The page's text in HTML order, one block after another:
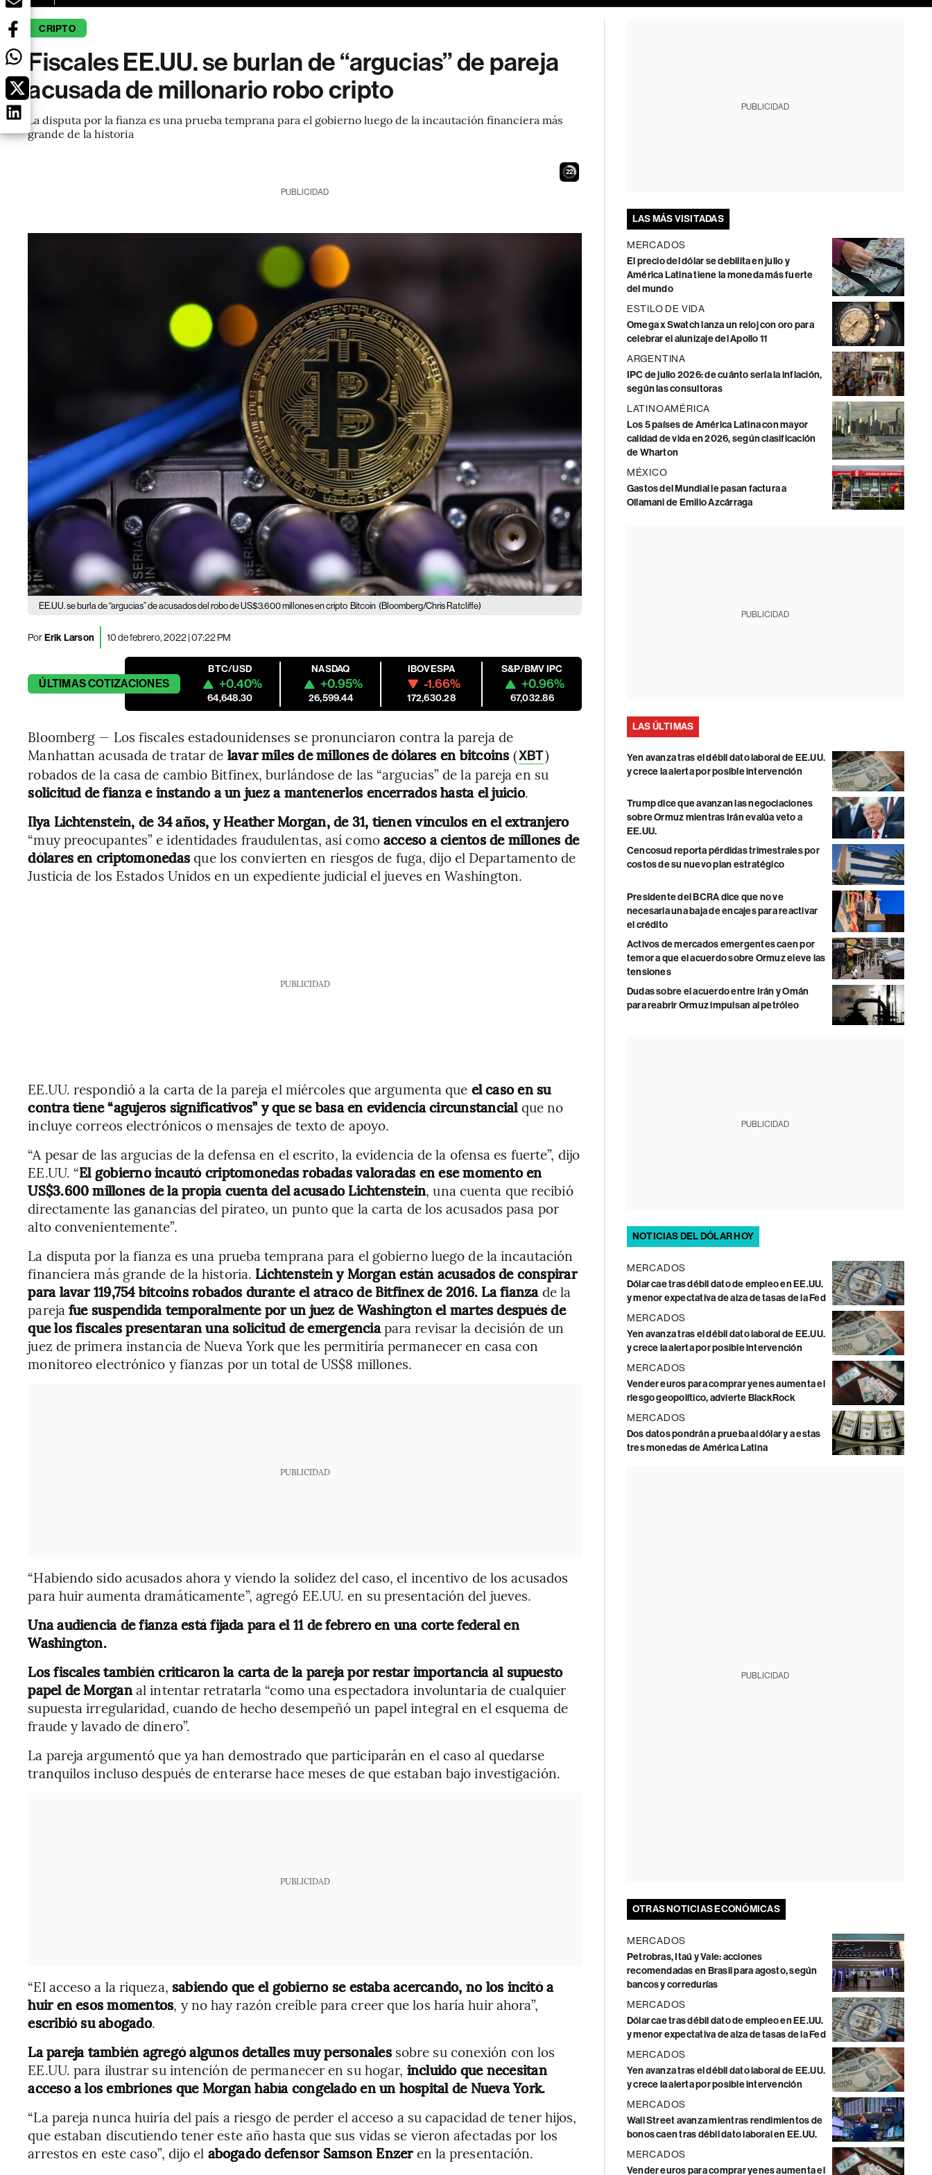
CRIPTO
Fiscales EE.UU. se burlan de “argucias” de pareja
acusada de millonario robo cripto
La disputa por la fianza es una prueba temprana para el gobierno luego de la incautación financiera más
grande de la historia
21
PUBLICIDAD
EE.UU. se burla de “argucias” de acusados del robo de US$3.600 millones en cripto Bitcoin (Bloomberg/Chris Ratcliffe)
PorErik Larson 10 de febrero, 2022 | 07:22 PM
ÚLTIMASCOTIZACIONES
BTC/USD
+0.40%
64,648.30
NASDAQ
+0.95%
26,599.44
IBOVESPA
-1.66%
172,630.28
S&P/BMV IPC
+0.96%
67,032.86
Bloomberg — Los fiscales estadounidenses se pronunciaron contra la pareja de
Manhattan acusada de tratar de lavar miles de millones de dólares en bitcoins (XBT)
robados de la casa de cambio Bitfinex, burlándose de las “argucias” de la pareja en su
solicitud de fianza e instando a un juez a mantenerlos encerrados hasta el juicio.
Ilya Lichtenstein, de 34 años, y Heather Morgan, de 31, tienen vínculos en el extranjero
“muy preocupantes” e identidades fraudulentas, así comoacceso a cientos de millones de
dólares en criptomonedasque los convierten en riesgos de fuga, dijo el Departamento de
Justicia de los Estados Unidos en un expediente judicial el jueves en Washington.
PUBLICIDAD
EE.UU. respondió a la carta de la pareja el miércoles que argumenta que el caso en su
contra tiene “agujeros significativos” y que se basa en evidencia circunstancialque no
incluye correos electrónicos o mensajes de texto de apoyo.
“A pesar de las argucias de la defensa en el escrito, la evidencia de la ofensa es fuerte”, dijo
EE.UU. “El gobierno incautó criptomonedas robadas valoradas en ese momento en
US$3.600 millones de la propia cuenta del acusado Lichtenstein, una cuenta que recibió
directamente las ganancias del pirateo, un punto que la carta de los acusados pasa por
alto convenientemente”.
La disputa por la fianza es una prueba temprana para el gobierno luego de la incautación
financiera más grande de la historia. Lichtenstein y Morgan están acusados de conspirar
para lavar 119,754 bitcoins robados durante el atraco de Bitfinex de 2016. La fianzade la
parejafue suspendida temporalmente por un juez de Washingtonel martes después de
que los fiscales presentaran una solicitud de emergenciapara revisar la decisión de un
juez de primera instancia de Nueva York que les permitiría permanecer en casa con
monitoreo electrónico y fianzas por un total de US$8 millones.
PUBLICIDAD
“Habiendo sido acusados ahora y viendo la solidez del caso, el incentivo de los acusados
para huir aumenta dramáticamente”, agregó EE.UU. en su presentación del jueves.
Una audiencia de fianza está fijada para el 11 de febrero en una corte federal en
Washington.
Los fiscales también criticaron la carta de la pareja por restar importancia al supuesto
papel de Morganal intentar retratarla “como una espectadora involuntaria de cualquier
supuesta irregularidad, cuando de hecho desempeñó un papel integral en el esquema de
fraude y lavado de dinero”.
La pareja argumentó que ya han demostrado que participarán en el caso al quedarse
tranquilos incluso después de enterarse hace meses de que estaban bajo investigación.
PUBLICIDAD
“El acceso a la riqueza, sabiendo que el gobierno se estaba acercando, no los incitó a
huir en esos momentos, y no hay razón creíble para creer que los haría huir ahora”,
escribió su abogado.
La pareja también agregó algunos detalles muy personalessobre su conexión con los
EE.UU. para ilustrar su intención de permanecer en su hogar, incluido que necesitan
acceso a los embriones que Morgan había congelado en un hospital de Nueva York.
“La pareja nunca huiría del país a riesgo de perder el acceso a su capacidad de tener hijos,
que estaban discutiendo tener este año hasta que sus vidas se vieron afectadas por los
arrestos en este caso”, dijo el abogado defensor Samson Enzeren la presentación.
PUBLICIDAD
LAS MÁS VISITADAS
MERCADOS
El precio del dólar se debilita en julio y
América Latina tiene la moneda más fuerte
del mundo
ESTILO DE VIDA
Omega x Swatch lanza un reloj con oro para
celebrar el alunizaje del Apollo 11
ARGENTINA
IPC de julio 2026: de cuánto sería la inflación,
según las consultoras
LATINOAMÉRICA
Los 5 países de América Latina con mayor
calidad de vida en 2026, según clasificación
de Wharton
MÉXICO
Gastos del Mundial le pasan factura a
Ollamani de Emilio Azcárraga
PUBLICIDAD
LAS ÚLTIMAS
Yen avanza tras el débil dato laboral de EE.UU.
y crece la alerta por posible intervención
Trump dice que avanzan las negociaciones
sobre Ormuz mientras Irán evalúa veto a
EE.UU.
Cencosud reporta pérdidas trimestrales por
costos de su nuevo plan estratégico
Presidente del BCRA dice que no ve
necesaria una baja de encajes para reactivar
el crédito
Activos de mercados emergentes caen por
temor a que el acuerdo sobre Ormuz eleve las
tensiones
Dudas sobre el acuerdo entre Irán y Omán
para reabrir Ormuz impulsan al petróleo
PUBLICIDAD
NOTICIAS DEL DÓLAR HOY
MERCADOS
Dólar cae tras débil dato de empleo en EE.UU.
y menor expectativa de alza de tasas de la Fed
MERCADOS
Yen avanza tras el débil dato laboral de EE.UU.
y crece la alerta por posible intervención
MERCADOS
Vender euros para comprar yenes aumenta el
riesgo geopolítico, advierte BlackRock
MERCADOS
Dos datos pondrán a prueba al dólar y a estas
tres monedas de América Latina
PUBLICIDAD
OTRAS NOTICIAS ECONÓMICAS
MERCADOS
Petrobras, Itaú y Vale: acciones
recomendadas en Brasil para agosto, según
bancos y corredurías
MERCADOS
Dólar cae tras débil dato de empleo en EE.UU.
y menor expectativa de alza de tasas de la Fed
MERCADOS
Yen avanza tras el débil dato laboral de EE.UU.
y crece la alerta por posible intervención
MERCADOS
Wall Street avanza mientras rendimientos de
bonos caen tras débil dato laboral en EE.UU.
MERCADOS
Vender euros para comprar yenes aumenta el